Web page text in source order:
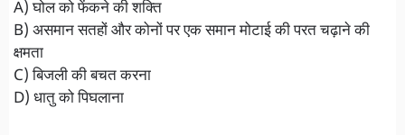
A) घोल को फेंकने की शक्ति
B) असमान सतहों और कोनों पर एक समान मोटाई की परत चढ़ाने की
क्षमता
C) बिजली की बचत करना
D) धातु को पिघलाना